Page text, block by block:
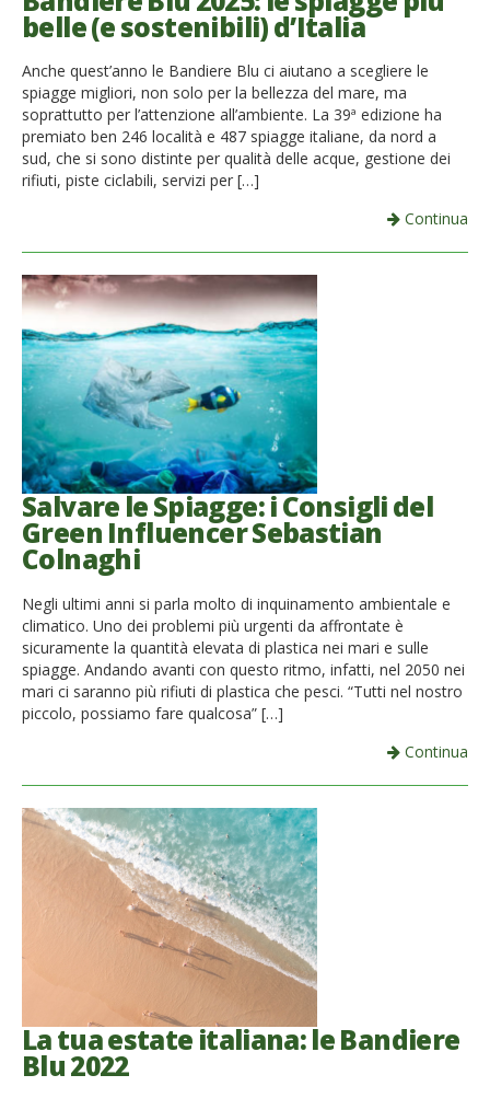
French
Italiano
belle (e sostenibili) d’Italia
Anche quest’anno le Bandiere Blu ci aiutano a scegliere le
spiagge migliori, non solo per la bellezza del mare, ma
soprattutto per l’attenzione all’ambiente. La 39ª edizione ha
premiato ben 246 località e 487 spiagge italiane, da nord a
sud, che si sono distinte per qualità delle acque, gestione dei
rifiuti, piste ciclabili, servizi per […]
Continua
Salvare le Spiagge: i Consigli del
Green Influencer Sebastian
Colnaghi
Negli ultimi anni si parla molto di inquinamento ambientale e
climatico. Uno dei problemi più urgenti da affrontate è
sicuramente la quantità elevata di plastica nei mari e sulle
spiagge. Andando avanti con questo ritmo, infatti, nel 2050 nei
mari ci saranno più rifiuti di plastica che pesci. “Tutti nel nostro
piccolo, possiamo fare qualcosa” […]
Continua
La tua estate italiana: le Bandiere
Blu 2022